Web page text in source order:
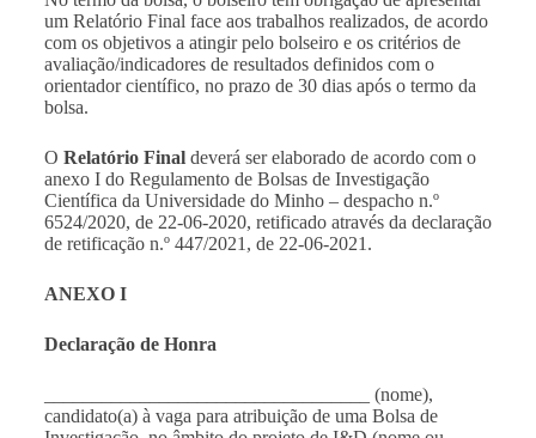
um Relatório Final face aos trabalhos realizados, de acordo
com os objetivos a atingir pelo bolseiro e os critérios de
avaliação/indicadores de resultados definidos com o
orientador científico, no prazo de 30 dias após o termo da
bolsa.
O Relatório Finaldeverá ser elaborado de acordo com o
anexo I do Regulamento de Bolsas de Investigação
Científica da Universidade do Minho – despacho n.º
6524/2020, de 22-06-2020, retificado através da declaração
de retificação n.º 447/2021, de 22-06-2021.
ANEXO I
Declaração de Honra
__________________________________ (nome),
candidato(a) à vaga para atribuição de uma Bolsa de